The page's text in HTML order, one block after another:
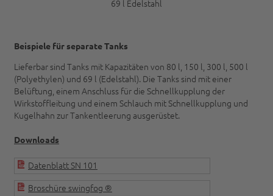
69 l Edelstahl
Beispiele für separate Tanks
Lieferbar sind Tanks mit Kapazitäten von 80 l, 150 l, 300 l, 500 l
(Polyethylen) und 69 l (Edelstahl). Die Tanks sind mit einer
Belüftung, einem Anschluss für die Schnellkupplung der
Wirkstoffleitung und einem Schlauch mit Schnellkupplung und
Kugelhahn zur Tankentleerung ausgerüstet.
Downloads
Datenblatt SN 101
Broschüre swingfog ®